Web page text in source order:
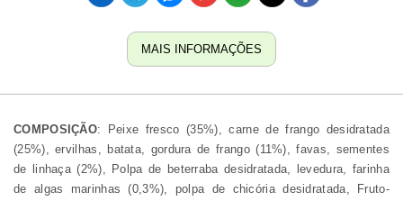
MAIS INFORMAÇÕES
COMPOSIÇÃO: Peixe fresco (35%), carne de frango desidratada
(25%), ervilhas, batata, gordura de frango (11%), favas, sementes
de linhaça (2%), Polpa de beterraba desidratada, levedura, farinha
de algas marinhas (0,3%), polpa de chicória desidratada, Fruto-